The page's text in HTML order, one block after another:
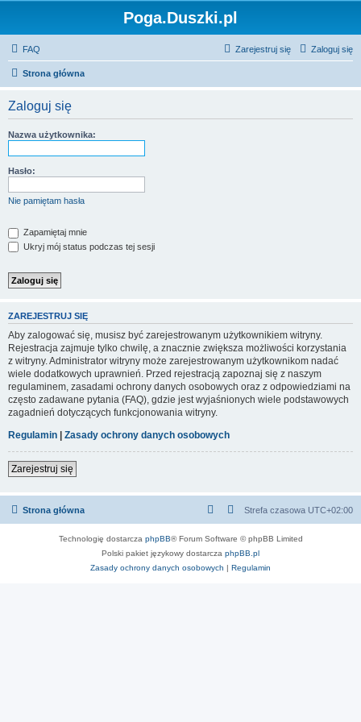
Poga.Duszki.pl
FAQ Zaloguj się
Zarejestruj się
Strona główna
Zaloguj się
Nazwa użytkownika:
Hasło:
Nie pamiętam hasła
Zapamiętaj mnie
Ukryj mój status podczas tej sesji
ZAREJESTRUJ SIĘ
Aby zalogować się, musisz być zarejestrowanym użytkownikiem witryny.
Rejestracja zajmuje tylko chwilę, a znacznie zwiększa możliwości korzystania
z witryny. Administrator witryny może zarejestrowanym użytkownikom nadać
wiele dodatkowych uprawnień. Przed rejestracją zapoznaj się z naszym
regulaminem, zasadami ochrony danych osobowych oraz z odpowiedziami na
często zadawane pytania (FAQ), gdzie jest wyjaśnionych wiele podstawowych
zagadnień dotyczących funkcjonowania witryny.
Regulamin | Zasady ochrony danych osobowych
Zarejestruj się
Strona główna Strefa czasowa UTC+02:00
Technologię dostarcza phpBB® Forum Software © phpBB Limited
Polski pakiet językowy dostarcza phpBB.pl
Zasady ochrony danych osobowych | Regulamin